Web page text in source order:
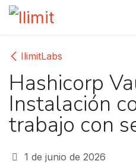
Ir al contenido
IlimitLabs
Hashicorp
Instalación
trabajo con
1 de junio de 2026